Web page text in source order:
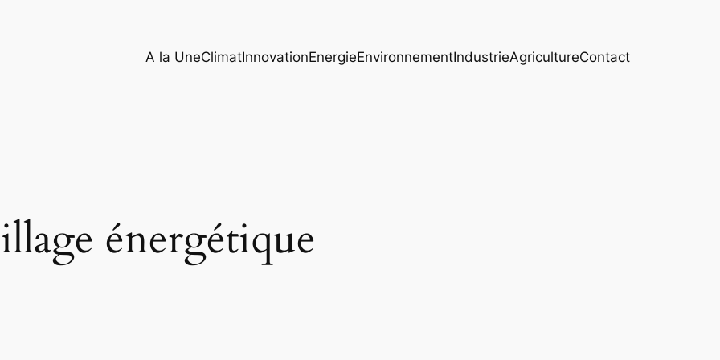
A la UneClimatInnovationEnergieEnvironnementIndustrieAgricultureContact
énergétique